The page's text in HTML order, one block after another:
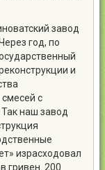
завод
год, по
и
с
наш завод
израсходовал
гривен. 200